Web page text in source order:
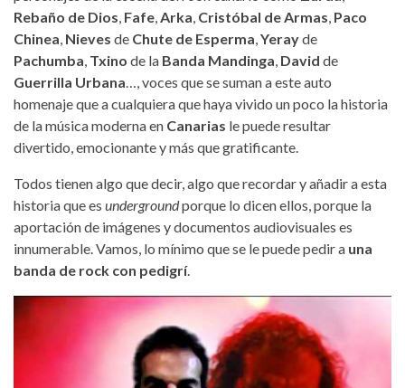
Rebaño de Dios, Fafe,Arka, Cristóbal de Armas, Paco
Chinea, Nieves de Chute de Esperma,Yerayde
Pachumba, Txino de la Banda Mandinga, David de
Guerrilla Urbana…, voces que se suman a este auto
homenaje que a cualquiera que haya vivido un poco la historia
de la música moderna en Canarias le puede resultar
divertido, emocionante y más que gratificante.
Todos tienen algo que decir, algo que recordar y añadir a esta
historia que es undergroundporque lo dicen ellos, porque la
aportación de imágenes y documentos audiovisuales es
innumerable. Vamos, lo mínimo que se le puede pedir a una
banda de rock con pedigrí.